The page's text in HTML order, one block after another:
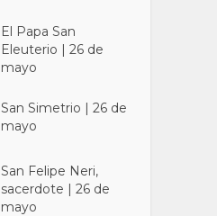
El Papa San
Eleuterio | 26 de
mayo
San Simetrio | 26 de
mayo
San Felipe Neri,
sacerdote | 26 de
mayo